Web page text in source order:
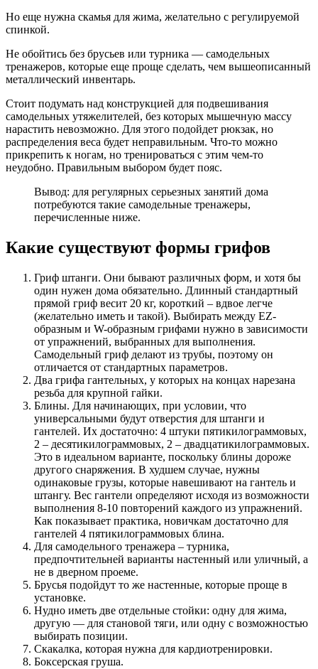
Но еще нужна скамья для жима, желательно с регулируемой
спинкой.
Не обойтись без брусьев или турника — самодельных
тренажеров, которые еще проще сделать, чем вышеописанный
металлический инвентарь.
Стоит подумать над конструкцией для подвешивания
самодельных утяжелителей, без которых мышечную массу
нарастить невозможно. Для этого подойдет рюкзак, но
распределения веса будет неправильным. Что-то можно
прикрепить к ногам, но тренироваться с этим чем-то
неудобно. Правильным выбором будет пояс.
Вывод: для регулярных серьезных занятий дома
потребуются такие самодельные тренажеры,
перечисленные ниже.
Какие существуют формы грифов
Гриф штанги. Они бывают различных форм, и хотя бы
один нужен дома обязательно. Длинный стандартный
прямой гриф весит 20 кг, короткий – вдвое легче
(желательно иметь и такой). Выбирать между EZ-
образным и W-образным грифами нужно в зависимости
от упражнений, выбранных для выполнения.
Самодельный гриф делают из трубы, поэтому он
отличается от стандартных параметров.
Два грифа гантельных, у которых на концах нарезана
резьба для крупной гайки.
Блины. Для начинающих, при условии, что
универсальными будут отверстия для штанги и
гантелей. Их достаточно: 4 штуки пятикилограммовых,
2 – десятикилограммовых, 2 – двадцатикилограммовых.
Это в идеальном варианте, поскольку блины дороже
другого снаряжения. В худшем случае, нужны
одинаковые грузы, которые навешивают на гантель и
штангу. Вес гантели определяют исходя из возможности
выполнения 8-10 повторений каждого из упражнений.
Как показывает практика, новичкам достаточно для
гантелей 4 пятикилограммовых блина.
Для самодельного тренажера – турника,
предпочтительней варианты настенный или уличный, а
не в дверном проеме.
Брусья подойдут то же настенные, которые проще в
установке.
Нудно иметь две отдельные стойки: одну для жима,
другую — для становой тяги, или одну с возможностью
выбирать позиции.
Скакалка, которая нужна для кардиотренировки.
Боксерская груша.